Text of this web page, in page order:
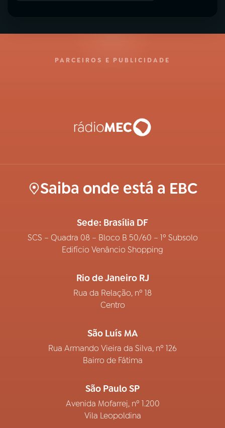
PARCEIROS E PUBLICIDADE
Saiba onde está a EBC
Sede: Brasília DF
SCS – Quadra 08 – Bloco B 50/60 – 1º Subsolo
Edifício Venâncio Shopping
Rio de Janeiro RJ
Rua da Relação, nº 18
Centro
São Luís MA
Rua Armando Vieira da Silva, nº 126
Bairro de Fátima
São Paulo SP
Avenida Mofarrej, nº 1.200
Vila Leopoldina